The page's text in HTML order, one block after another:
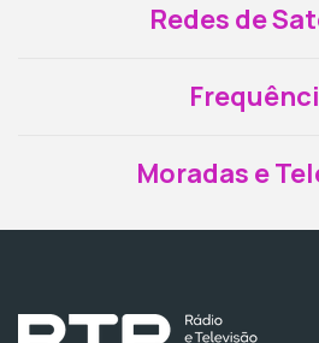
Redes de
Moradas e